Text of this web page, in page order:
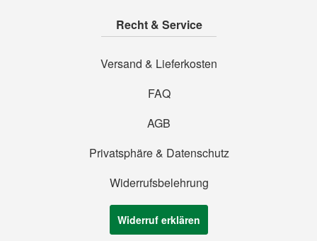
Recht & Service
Versand & Lieferkosten
FAQ
AGB
Privatsphäre & Datenschutz
Widerrufsbelehrung
Widerruf erklären